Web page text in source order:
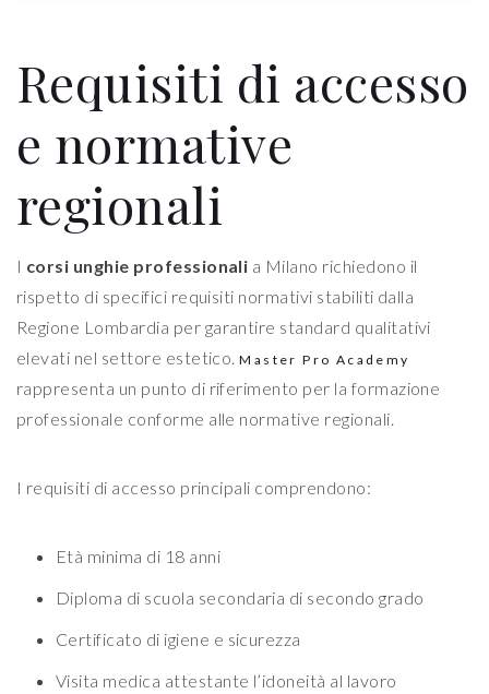
Requisiti di accesso
e normative
regionali
I corsi unghie professionali a Milano richiedono il
rispetto di specifici requisiti normativi stabiliti dalla
Regione Lombardia per garantire standard qualitativi
elevati nel settore estetico.Master Pro Academy
rappresenta un punto di riferimento per la formazione
professionale conforme alle normative regionali.
I requisiti di accesso principali comprendono:
Età minima di 18 anni
Diploma di scuola secondaria di secondo grado
Certificato di igiene e sicurezza
Visita medica attestante l’idoneità al lavoro